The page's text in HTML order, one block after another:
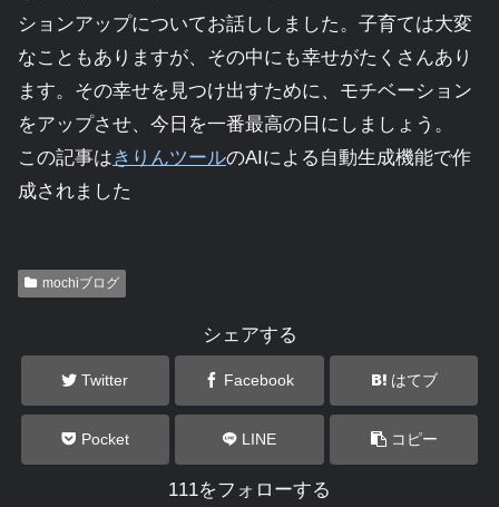
ションアップについてお話ししました。子育ては大変
なこともありますが、その中にも幸せがたくさんあり
ます。その幸せを見つけ出すために、モチベーション
をアップさせ、今日を一番最高の日にしましょう。
この記事はきりんツールのAIによる自動生成機能で作
成されました
mochiブログ
シェアする
Twitter Facebook はてブ
Pocket LINE コピー
111をフォローする